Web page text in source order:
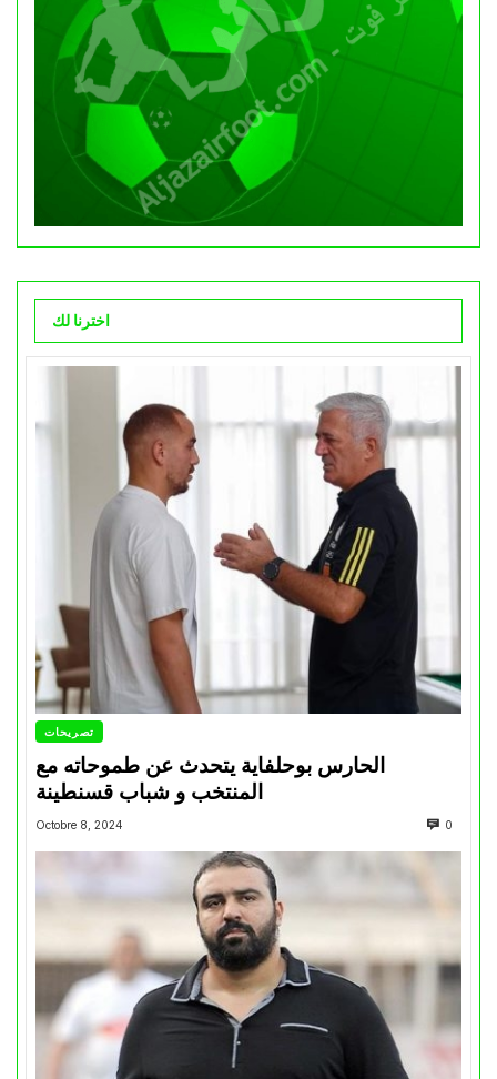
اخترنا لك
تصريحات
الحارس بوحلفاية يتحدث عن طموحاته مع
المنتخب و شباب قسنطينة
Octobre 8, 2024 0